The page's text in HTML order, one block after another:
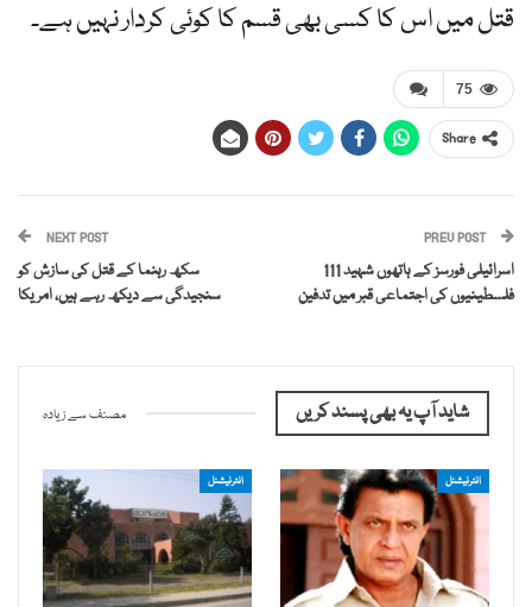
قتل میں اس کا کسی بھی قسم کا کوئی کردار نہیں ہے۔
75
Share
PREV POST
اسرائیلی فورسز کے ہاتھوں شہید 111
فلسطینیوں کی اجتماعی قبر میں تدفین
NEXT POST
سکھ رہنما کے قتل کی سازش کو
سنجیدگی سے دیکھ رہے ہیں، امریکا
شاید آپ یہ بھی پسند کریں مصنف سے زیادہ
انٹرنیشنل انٹرنیشنل